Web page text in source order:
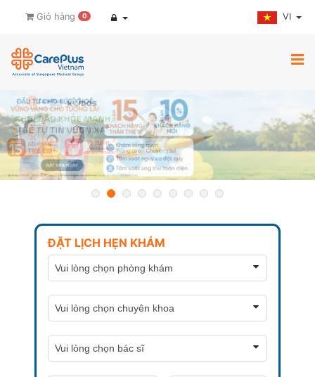
Giỏ hàng 0 VI
ĐẶT LỊCH HẸN KHÁM